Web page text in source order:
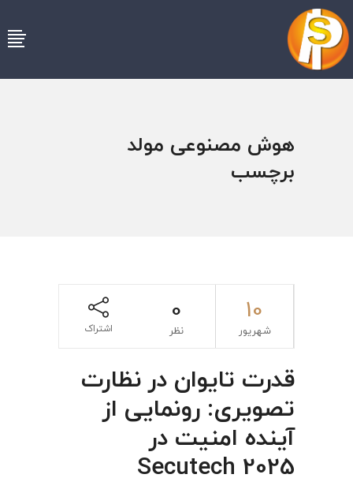
هوش مصنوعی مولد
برچسب
10
شهریور
0
نظر اشتراک
قدرت تایوان در نظارت
تصویری: رونمایی از
آینده امنیت در
Secutech 2025